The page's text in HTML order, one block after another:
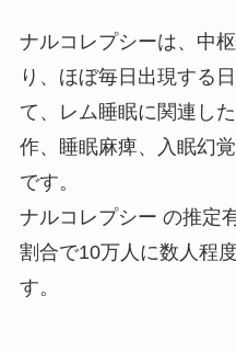
ナルコレプシーは、中
り、ほぼ毎日出現する
て、レム睡眠に関連し
作、睡眠麻痺、入眠幻
です。
ナルコレプシー の推定
割合で10万人に数人程
す。